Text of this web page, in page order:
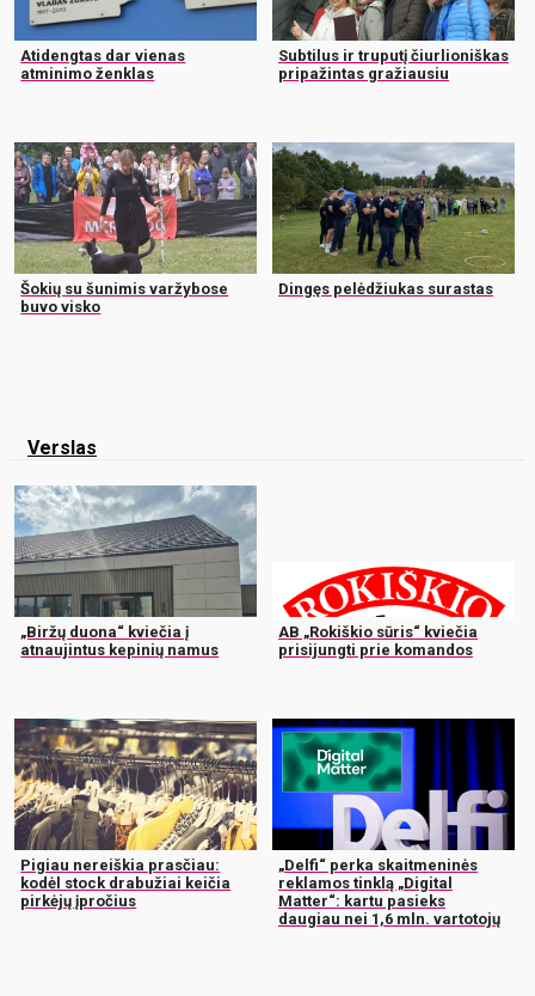
Atidengtas dar vienas
atminimo ženklas
Subtilus ir truputį čiurlioniškas
pripažintas gražiausiu
Šokių su šunimis varžybose
buvo visko
Dingęs pelėdžiukas surastas
Verslas
„Biržų duona“ kviečia į
atnaujintus kepinių namus
AB „Rokiškio sūris“ kviečia
prisijungti prie komandos
Pigiau nereiškia prasčiau:
kodėl stock drabužiai keičia
pirkėjų įpročius
„Delfi“ perka skaitmeninės
reklamos tinklą „Digital
Matter“: kartu pasieks
daugiau nei 1,6 mln. vartotojų